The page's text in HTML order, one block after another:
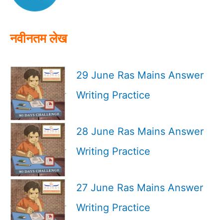
नवीनतम लेख
29 June Ras Mains Answer
Writing Practice
28 June Ras Mains Answer
Writing Practice
27 June Ras Mains Answer
Writing Practice